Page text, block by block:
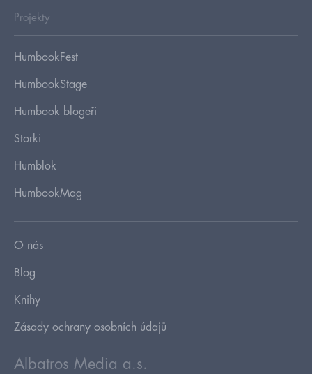
Projekty
HumbookFest
HumbookStage
Humbook blogeři
Storki
Humblok
HumbookMag
O nás
Blog
Knihy
Zásady ochrany osobních údajů
Albatros Media a.s.